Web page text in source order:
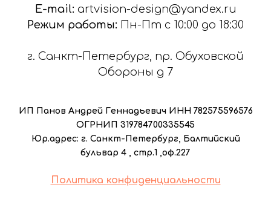
E-mail: artvision-design@yandex.ru
Режим работы: Пн-Пт с 10:00 до 18:30
г. Санкт-Петербург, пр. Обуховской
Обороны д 7
ИП Панов Андрей Геннадьевич ИНН 782575596576
ОГРНИП 319784700335545
Юр.адрес: г. Санкт-Петербург, Балтийский
бульвар 4 , стр.1 ,оф.227
Политика конфиденциальности